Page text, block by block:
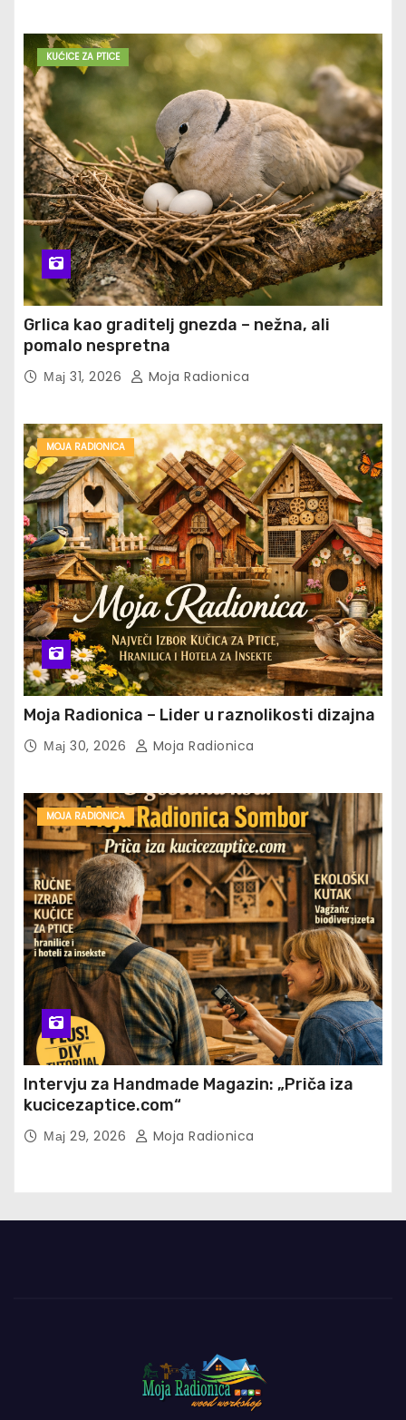
KUĆICE ZA PTICE
Grlica kao graditelj gnezda – nežna, ali
pomalo nespretna
Мај 31, 2026 Moja Radionica
MOJA RADIONICA
Moja Radionica – Lider u raznolikosti dizajna
Мај 30, 2026 Moja Radionica
MOJA RADIONICA
Intervju za Handmade Magazin: „Priča iza
kucicezaptice.com“
Мај 29, 2026 Moja Radionica